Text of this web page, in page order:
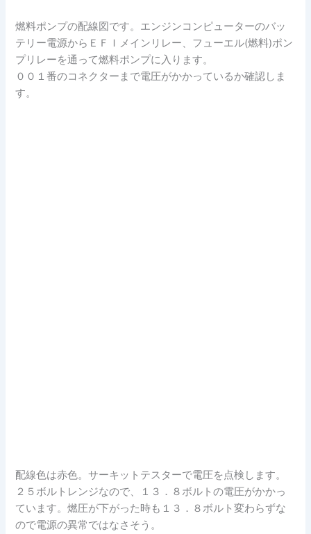
燃料ポンプの配線図です。エンジンコンピューターのバッ
テリー電源からＥＦＩメインリレー、フューエル(燃料)ポン
プリレーを通って燃料ポンプに入ります。
００１番のコネクターまで電圧がかかっているか確認しま
す。
配線色は赤色。サーキットテスターで電圧を点検します。
２５ボルトレンジなので、１３．８ボルトの電圧がかかっ
ています。燃圧が下がった時も１３．８ボルト変わらずな
ので電源の異常ではなさそう。